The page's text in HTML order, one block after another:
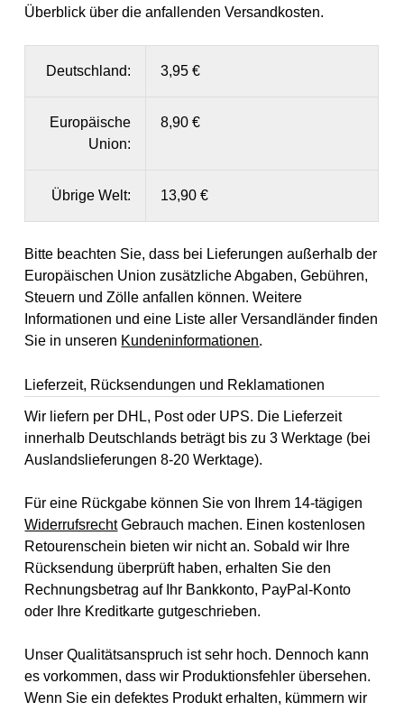
Überblick über die anfallenden Versandkosten.
Deutschland: 3,95 €
Europäische
Union:
8,90 €
Übrige Welt: 13,90 €
Bitte beachten Sie, dass bei Lieferungen außerhalb der
Europäischen Union zusätzliche Abgaben, Gebühren,
Steuern und Zölle anfallen können. Weitere
Informationen und eine Liste aller Versandländer finden
Sie in unseren Kundeninformationen.
Lieferzeit, Rücksendungen und Reklamationen
Wir liefern per DHL, Post oder UPS. Die Lieferzeit
innerhalb Deutschlands beträgt bis zu 3 Werktage (bei
Auslandslieferungen 8-20 Werktage).
Für eine Rückgabe können Sie von Ihrem 14-tägigen
WiderrufsrechtGebrauch machen. Einen kostenlosen
Retourenschein bieten wir nicht an. Sobald wir Ihre
Rücksendung überprüft haben, erhalten Sie den
Rechnungsbetrag auf Ihr Bankkonto, PayPal-Konto
oder Ihre Kreditkarte gutgeschrieben.
Unser Qualitätsanspruch ist sehr hoch. Dennoch kann
es vorkommen, dass wir Produktionsfehler übersehen.
Wenn Sie ein defektes Produkt erhalten, kümmern wir